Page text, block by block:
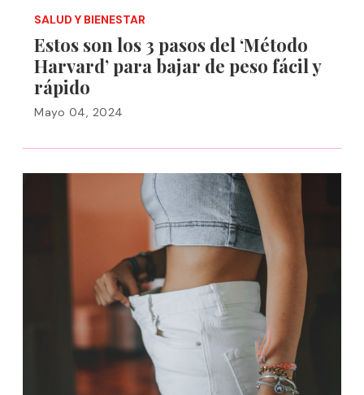
SALUD Y BIENESTAR
Estos son los 3 pasos del ‘Método
Harvard’ para bajar de peso fácil y
rápido
Mayo 04, 2024